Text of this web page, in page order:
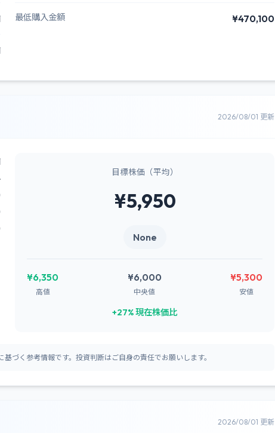
最低購入金額 ¥470,100
2026/08/01 更新
目標株価（平均）
¥5,950
None
¥6,350
高値
¥6,000
中央値
¥5,300
安値
+27% 現在株価比
づく参考情報です。投資判断はご自身の責任でお願いします。
2026/08/01 更新